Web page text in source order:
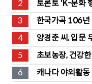
2
토론토 'K-문화
3
한국가곡 106년
성황
4
양경춘 씨, 입문
인공
5
초보농장, 건강
도 판매
6
캐나다 야외활